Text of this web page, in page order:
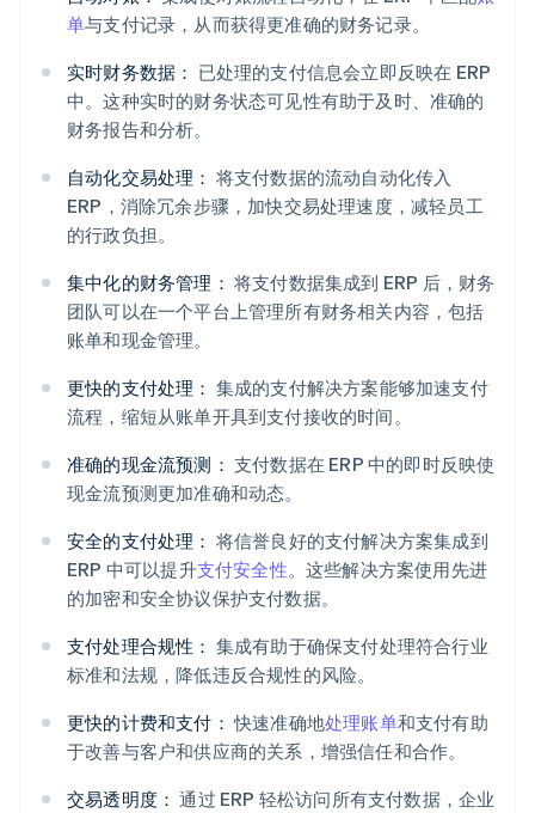
单与支付记录，从而获得更准确的财务记录。
实时财务数据： 已处理的支付信息会立即反映在 ERP
中。这种实时的财务状态可见性有助于及时、准确的
财务报告和分析。
自动化交易处理： 将支付数据的流动自动化传入
ERP，消除冗余步骤，加快交易处理速度，减轻员工
的行政负担。
集中化的财务管理： 将支付数据集成到 ERP 后，财务
团队可以在一个平台上管理所有财务相关内容，包括
账单和现金管理。
更快的支付处理： 集成的支付解决方案能够加速支付
流程，缩短从账单开具到支付接收的时间。
准确的现金流预测： 支付数据在 ERP 中的即时反映使
现金流预测更加准确和动态。
安全的支付处理： 将信誉良好的支付解决方案集成到
ERP 中可以提升支付安全性。这些解决方案使用先进
的加密和安全协议保护支付数据。
支付处理合规性： 集成有助于确保支付处理符合行业
标准和法规，降低违反合规性的风险。
更快的计费和支付： 快速准确地处理账单和支付有助
于改善与客户和供应商的关系，增强信任和合作。
交易透明度： 通过 ERP 轻松访问所有支付数据，企业